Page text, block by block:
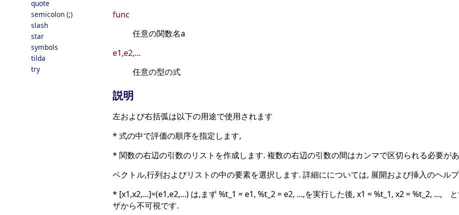
quote
semicolon (;)
slash
star
symbols
tilda
try
func
任意の関数名a
e1,e2,...
任意の型の式
説明
左および右括弧は以下の用途で使用されます
* 式の中で評価の順序を指定します,
* 関数の右辺の引数のリストを作成します. 複数の右辺の引数の間はカンマで区切られる必要が
ベクトル,行列およびリストの中の要素を選択します. 詳細にについては, 展開および挿入のヘル
* [x1,x2,...]=(e1,e2,...) は,まず %t_1 = e1, %t_2 = e2, ...,を実行した後, x1 = %t_1, x2 = %t_2, ...,
ザから不可視です.